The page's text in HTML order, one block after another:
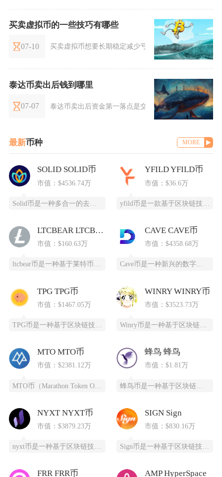
买卖虚拟币的一些技巧有哪些
07-10 买卖虚拟币想要长期稳定减少亏损，核心技巧集中在仓
泰达币卖出后钱到哪里
07-07 泰达币卖出后资金第一落点是交易平台账户，后续根据
最新币种 MORE
SOLID SOLID币
市值：$4536.74万
YFILD YFILD币
市值：$36.6万
LTCBEAR LTCBEAR币
市值：$160.63万
ltcbear币是一种基于莱特币（LTC）生态衍生出的创新型数字货币，通过杠杆化设计为投资
CAVE CAVE币
市值：$4358.68万
Cave币是一种新兴的数字加密货币，基于区块链技术开发，为特定领域提供高效、安全的支付和价
TPG TPG币
市值：$1467.05万
WINRY WINRY币
市值：$3523.73万
MTO MTO币
市值：$2381.12万
蜂鸟 蜂鸟
市值：$1.81万
NYXT NYXT币
市值：$3879.23万
SIGN Sign
市值：$830.16万
FRR FRR币 AMP HyperSpace